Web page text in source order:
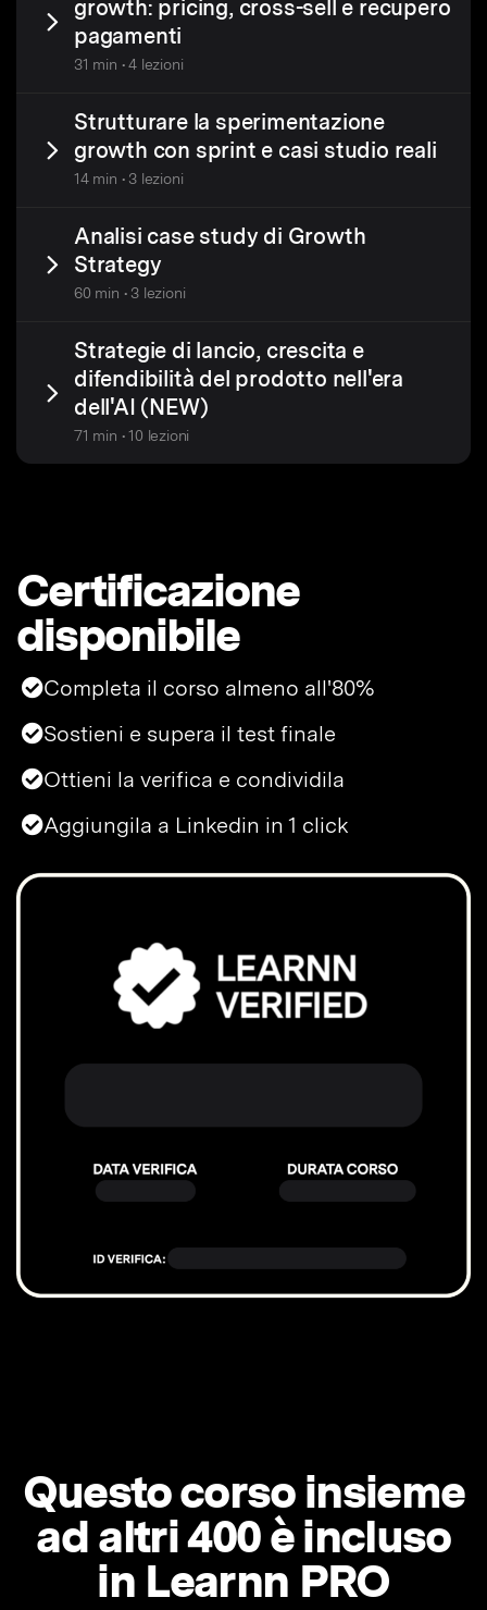
growth: pricing, cross-sell e recupero
pagamenti
31 min • 4 lezioni
Strutturare la sperimentazione
growth con sprint e casi studio reali
14 min • 3 lezioni
Analisi case study di Growth
Strategy
60 min • 3 lezioni
Strategie di lancio, crescita e
difendibilità del prodotto nell'era
dell'AI (NEW)
71 min • 10 lezioni
Certificazione
disponibile
Completa il corso almeno all'80%
Sostieni e supera il test finale
Ottieni la verifica e condividila
Aggiungila a Linkedin in 1 click
Questo corso insieme
ad altri 400 è incluso
in Learnn PRO